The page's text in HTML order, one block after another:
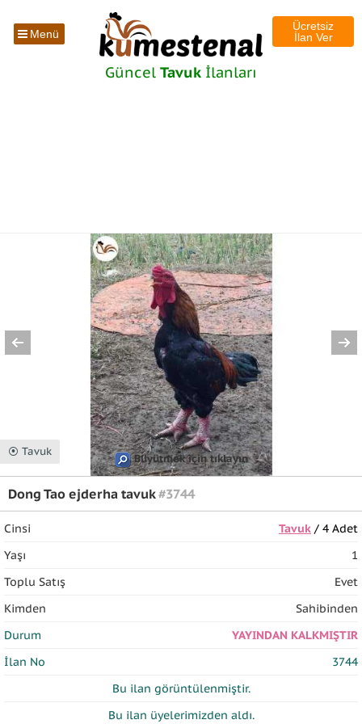
Menü
Ücretsiz
İlan Ver
Güncel Tavuk İlanları
⦿ Tavuk
Büyütmek için tıklayın
Dong Tao ejderha tavuk#3744
Cinsi Tavuk/ 4 Adet
Yaşı
1
Toplu Satış
Evet
Kimden
Sahibinden
Durum
YAYINDAN KALKMIŞTIR
İlan No
3744
Bu ilan görüntülenmiştir.
Bu ilan üyelerimizden aldı.